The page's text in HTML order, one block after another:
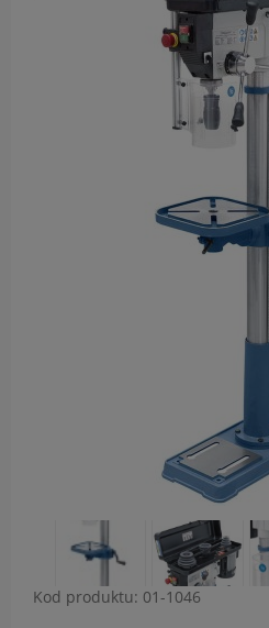
Kod produktu: 01-1046